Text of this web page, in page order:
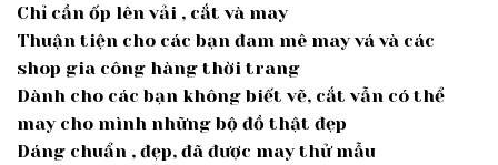
Chỉ cần ốp lên vải , cắt và may
Thuận tiện cho các bạn đam mê may vá và các
shop gia công hàng thời trang
Dành cho các bạn không biết vẽ, cắt vẫn có thể
may cho mình những bộ đồ thật đẹp
Dáng chuẩn , đẹp, đã được may thử mẫu